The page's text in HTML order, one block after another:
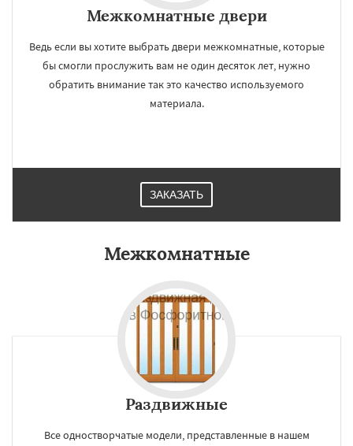
Межкомнатные двери
Ведь если вы хотите выбрать двери межкомнатные, которые
бы смогли прослужить вам не один десяток лет, нужно
обратить внимание так это качество используемого
материала.
ЗАКАЗАТЬ
Межкомнатные
Раздвижные
Все одностворчатые модели, представленные в нашем